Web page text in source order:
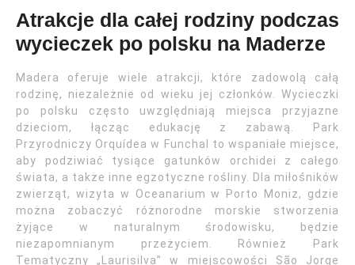
Atrakcje dla całej rodziny podczas
wycieczek po polsku na Maderze
Madera oferuje wiele atrakcji, które zadowolą całą
rodzinę, niezależnie od wieku jej członków. Wycieczki
po polsku często uwzględniają miejsca przyjazne
dzieciom, łącząc edukację z zabawą. Park
Przyrodniczy Orquídea w Funchal to wspaniałe miejsce,
aby podziwiać tysiące gatunków orchidei z całego
świata, a także inne egzotyczne rośliny. Dla miłośników
zwierząt, wizyta w Oceanarium w Porto Moniz, gdzie
można zobaczyć różnorodne morskie stworzenia
żyjące w naturalnym środowisku, będzie
niezapomnianym przeżyciem. Również Park
Tematyczny „Laurisilva” w miejscowości São Jorge